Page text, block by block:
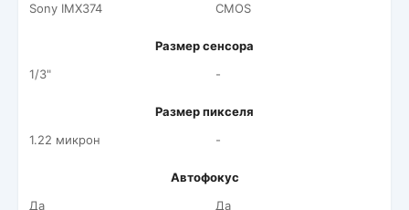
Sony IMX374
CMOS
Размер сенсора
1/3"
-
Размер пикселя
1.22 микрон
-
Автофокус
Да
Да